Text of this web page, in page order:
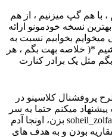
با هم گپ میزنیم ، از هم
نسخه خودمونو ارائه
بخوابیم نسبت به
*( خلاصه بهت بگم ، هر
مثل یک برادر کنارت
پروفشنال کلاسینو در
میکنم حتما یه سر
به پیج اینستاگرام من به آدرس soheil_zolfaghariyeh بزن، اونجا آدم
بودن و به هدف های